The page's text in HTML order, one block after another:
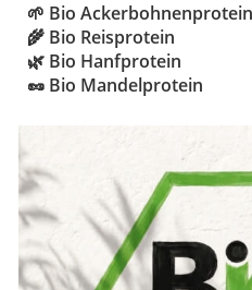
🌱 Bio Ackerbohnenprotein
🌾 Bio Reisprotein
🌿 Bio Hanfprotein
🥜 Bio Mandelprotein